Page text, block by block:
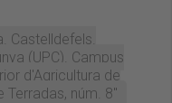
Castelldefels.
(UPC). Campus
d'Agricultura de
Terradas, núm. 8"